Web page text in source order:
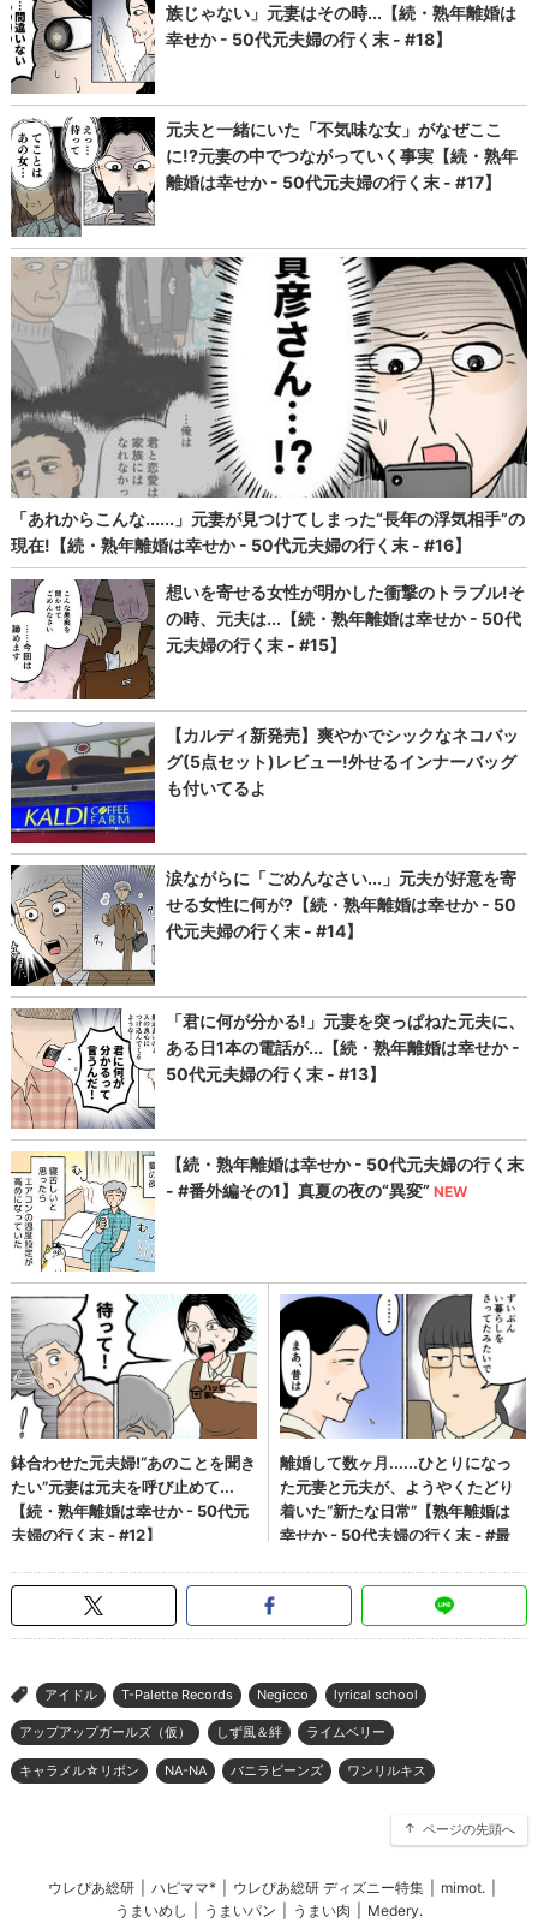
> アイドル T-Palette Records Negicco lyrical school
アップアップガールズ（仮） しず風＆絆 ライムベリー
キャラメル☆リボン NA-NA バニラビーンズ ワンリルキス
ページの先頭へ
ウレぴあ総研 ハピママ* ウレぴあ総研 ディズニー特集 mimot.
うまいめし
うまいパン うまい肉 Medery.